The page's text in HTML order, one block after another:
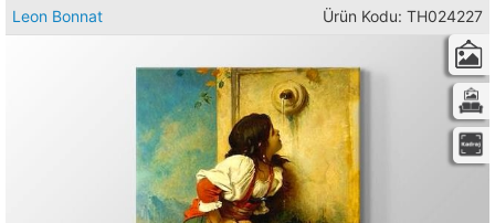
Leon Bonnat
Ürün Kodu: TH024227